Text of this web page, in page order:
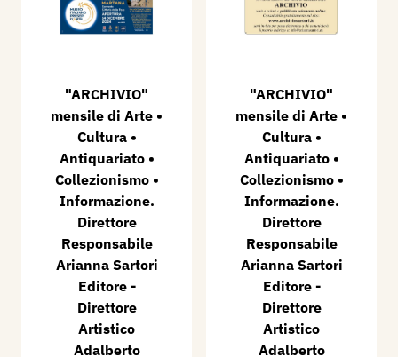
"ARCHIVIO"
mensile di Arte •
Cultura •
Antiquariato •
Collezionismo •
Informazione.
Direttore
Responsabile
Arianna Sartori
Editore -
Direttore
Artistico
Adalberto
"ARCHIVIO"
mensile di Arte •
Cultura •
Antiquariato •
Collezionismo •
Informazione.
Direttore
Responsabile
Arianna Sartori
Editore -
Direttore
Artistico
Adalberto